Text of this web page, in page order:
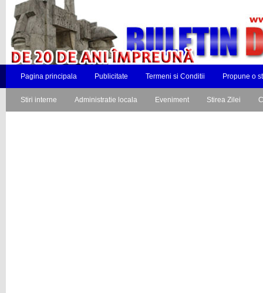
Pagina principala Publicitate Termeni si Conditii Propune o
Stiri interne Administratie locala Eveniment Stirea Zilei